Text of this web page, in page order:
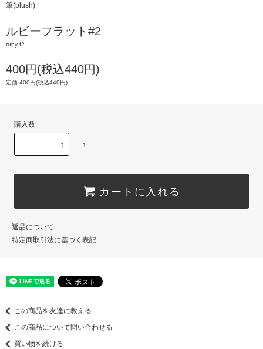
筆(blush)
ルビーフラット#2
ruby-f2
400円(税込440円)
定価 400円(税込440円)
購入数
１
カートに入れる
返品について
特定商取引法に基づく表記
この商品を友達に教える
この商品について問い合わせる
買い物を続ける